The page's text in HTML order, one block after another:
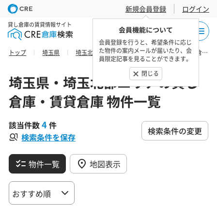
新規会員登録
会員機能について
会員登録を行うと、希望条件に応じ
た物件の案内メールが届いたり、会
員限定記事を見ることができます。
閉じる
ログイン
貸し倉庫の賃貸情報サイト
トップ 埼玉県 埼玉北部エリア 鴻巣市の貸し倉庫・賃貸倉庫 物件一覧
埼玉県・埼玉北部エリアの貸し
倉庫・賃貸倉庫 物件一覧
該当件数4件
検索条件を保存
検索条件の変更
物件一覧 地図表示